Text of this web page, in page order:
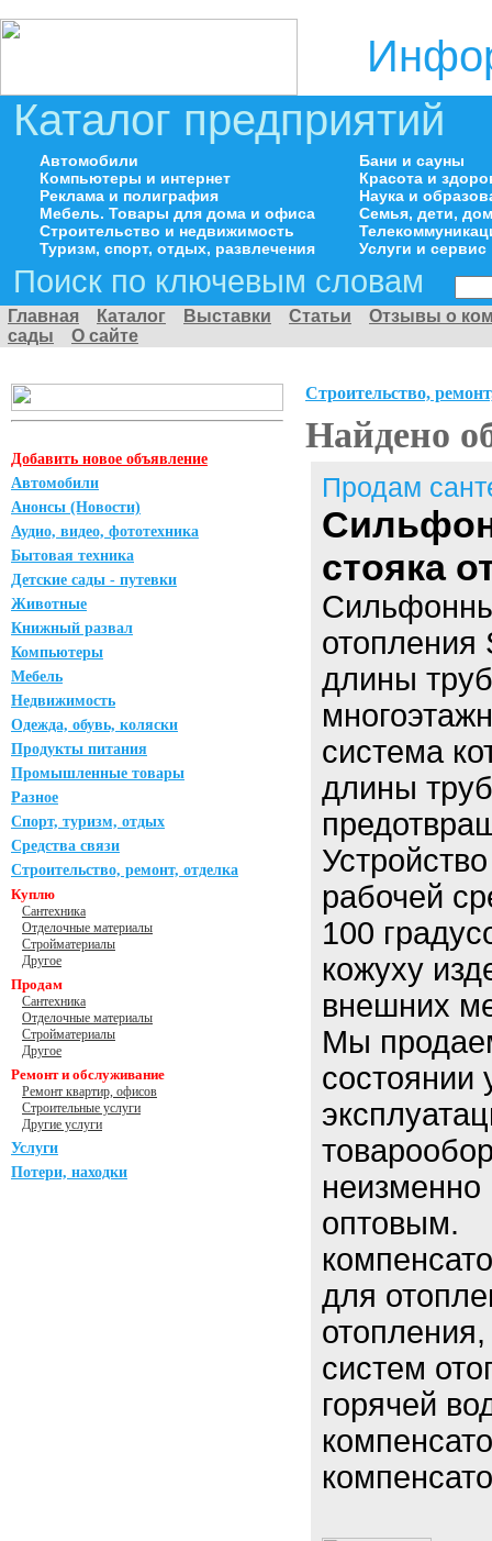
Каталог предприятий
Автомобили
Компьютеры и интернет
Реклама и полиграфия
Мебель. Товары для дома и офиса
Строительство и недвижимость
Туризм, спорт, отдых, развлечения
Бани и сауны
Красота и
Наука и
Семья, дети,
Услуги и сервис
Поиск по ключевым словам
Главная Каталог Выставки Статьи
Отзывы о
сады
О сайте
Добавить новое объявление
Автомобили
Анонсы (Новости)
Аудио, видео, фототехника
Бытовая техника
Детские сады - путевки
Животные
Книжный развал
Компьютеры
Мебель
Недвижимость
Одежда, обувь, коляски
Продукты питания
Промышленные товары
Разное
Спорт, туризм, отдых
Средства связи
Строительство, ремонт, отделка
Куплю
Сантехника
Отделочные материалы
Стройматериалы
Другое
Продам
Сантехника
Отделочные материалы
Стройматериалы
Другое
Ремонт и обслуживание
Ремонт квартир, офисов
Строительные услуги
Другие услуги
Услуги
Потери, находки
Строительство,
Найдено
Продам
стояка
отопления
длины
система
длины
рабочей
100
кожуху
внешних
Мы
состоянии
неизменно
оптовым.
для
систем
горячей